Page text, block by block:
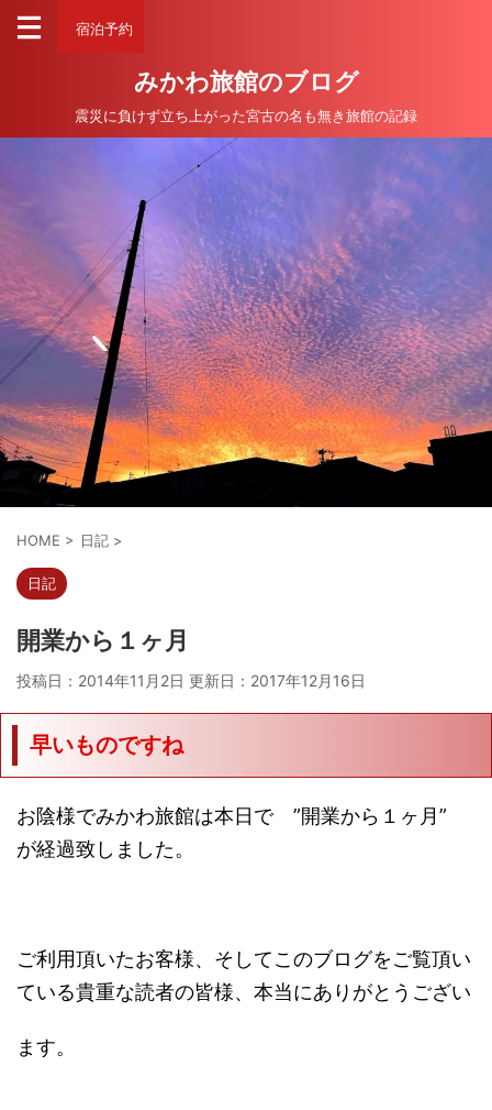
宿泊予約
みかわ旅館のブログ
震災に負けず立ち上がった宮古の名も無き旅館の記録
HOME > 日記 >
日記
開業から１ヶ月
投稿日：2014年11月2日 更新日： 2017年12月16日
早いものですね
お陰様でみかわ旅館は本日で ”開業から１ヶ月”
が経過致しました。
ご利用頂いたお客様、そしてこのブログをご覧頂い
ている貴重な読者の皆様、本当にありがとうござい
ます。